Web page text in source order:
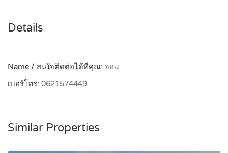
Details
Name / สนใจติดต่อได้ที่คุณ: จอม
เบอร์โทร: 0621574449
Similar Properties